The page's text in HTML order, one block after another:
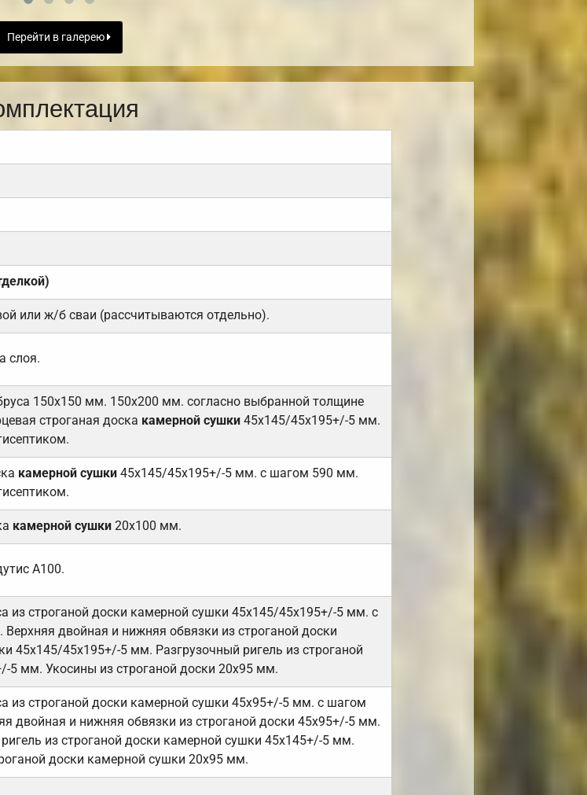
Перейти в галерею
или ж/б сваи (рассчитываются отдельно).
слоя.
150х150 мм. 150х200 мм. согласно выбранной толщине
строганая доска камерной сушки45х145/45х195+/-5 мм.
камерной сушки 45х145/45х195+/-5 мм. с шагом 590 мм.
камерной сушки20х100 мм.
А100.
из строганой доски камерной сушки 45х145/45х195+/-5 мм. с
двойная и нижняя обвязки из строганой доски
45х145/45х195+/-5 мм. Разгрузочный ригель из строганой
5 мм. Укосины из строганой доски 20х95 мм.
из строганой доски камерной сушки 45х95+/-5 мм. с шагом
двойная и нижняя обвязки из строганой доски 45х95+/-5 мм.
из строганой доски камерной сушки 45х145+/-5 мм.
доски камерной сушки 20х95 мм.